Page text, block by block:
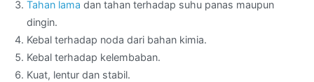
Tahan lama dan tahan terhadap suhu panas maupun
dingin.
Kebal terhadap noda dari bahan kimia.
Kebal terhadap kelembaban.
Kuat, lentur dan stabil.